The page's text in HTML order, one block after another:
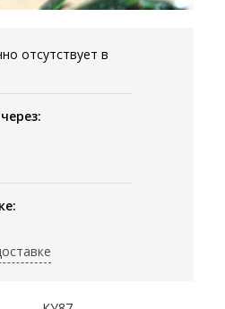
отсутствует в